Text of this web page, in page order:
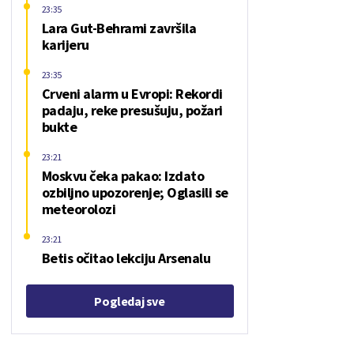
Lara Gut-Behrami završila
karijeru
23:35
Crveni alarm u Evropi: Rekordi
padaju, reke presušuju, požari
bukte
23:35
Moskvu čeka pakao: Izdato
ozbiljno upozorenje; Oglasili se
meteorolozi
23:21
Betis očitao lekciju Arsenalu
23:21
Pogledaj sve